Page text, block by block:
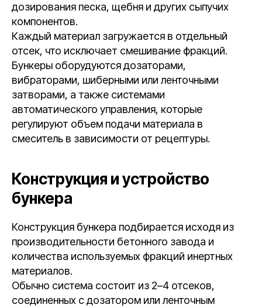
дозирования песка, щебня и других сыпучих
компонентов.
Каждый материал загружается в отдельный
отсек, что исключает смешивание фракций.
Бункеры оборудуются дозаторами,
вибраторами, шиберными или ленточными
затворами, а также системами
автоматического управления, которые
регулируют объем подачи материала в
смеситель в зависимости от рецептуры.
Конструкция и устройство
бункера
Конструкция бункера подбирается исходя из
производительности бетонного завода и
количества используемых фракций инертных
материалов.
Обычно система состоит из 2–4 отсеков,
соединенных с дозатором или ленточным